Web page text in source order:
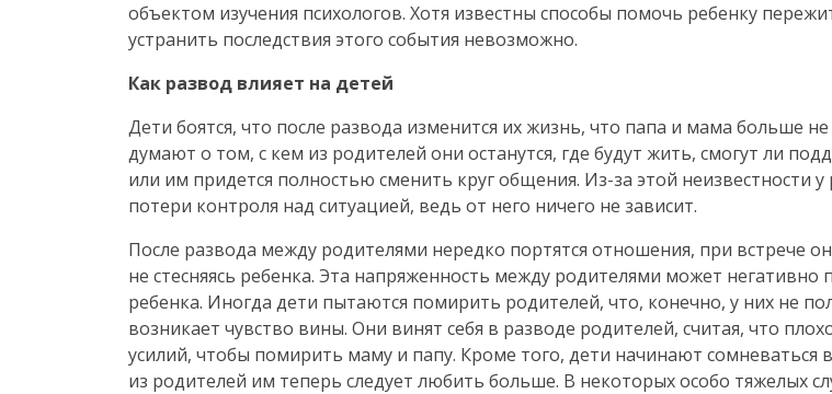
объектом изучения психологов. Хотя известны способы помочь ребенку
устранить последствия этого события невозможно.
Как развод влияет на детей
Дети боятся, что после развода изменится их жизнь, что папа и мама больше
думают о том, с кем из родителей они останутся, где будут жить, смогут ли
или им придется полностью сменить круг общения. Из-за этой неизвестности
потери контроля над ситуацией, ведь от него ничего не зависит.
После развода между родителями нередко портятся отношения, при встрече
не стесняясь ребенка. Эта напряженность между родителями может негативно
ребенка. Иногда дети пытаются помирить родителей, что, конечно, у них не
возникает чувство вины. Они винят себя в разводе родителей, считая, что
усилий, чтобы помирить маму и папу. Кроме того, дети начинают сомневаться
из родителей им теперь следует любить больше. В некоторых особо тяжелых